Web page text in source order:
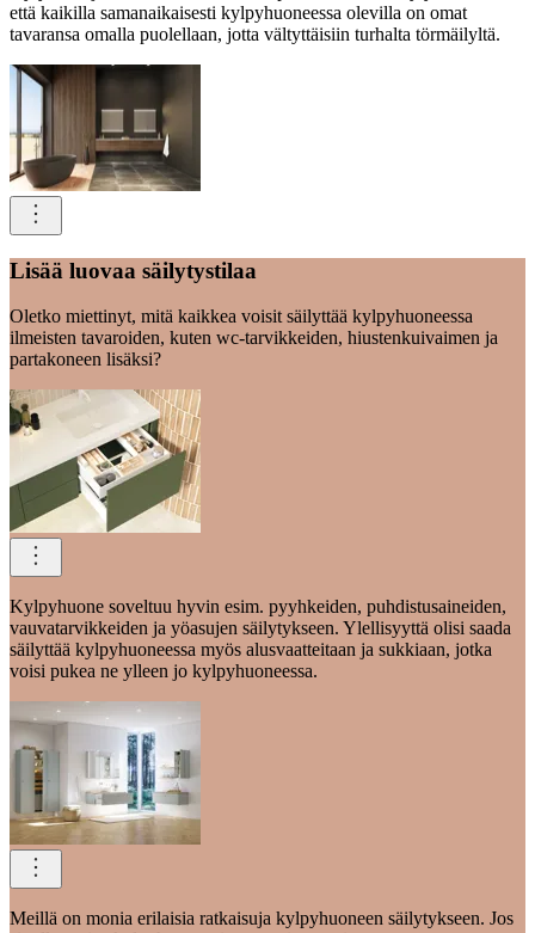
että kaikilla samanaikaisesti kylpyhuoneessa olevilla on omat
tavaransa omalla puolellaan, jotta vältyttäisiin turhalta törmäilyltä.
Lisää luovaa säilytystilaa
Oletko miettinyt, mitä kaikkea voisit säilyttää kylpyhuoneessa
ilmeisten tavaroiden, kuten wc-tarvikkeiden, hiustenkuivaimen ja
partakoneen lisäksi?
Kylpyhuone soveltuu hyvin esim. pyyhkeiden, puhdistusaineiden,
vauvatarvikkeiden ja yöasujen säilytykseen. Ylellisyyttä olisi saada
säilyttää kylpyhuoneessa myös alusvaatteitaan ja sukkiaan, jotka
voisi pukea ne ylleen jo kylpyhuoneessa.
Meillä on monia erilaisia ratkaisuja kylpyhuoneen säilytykseen. Jos